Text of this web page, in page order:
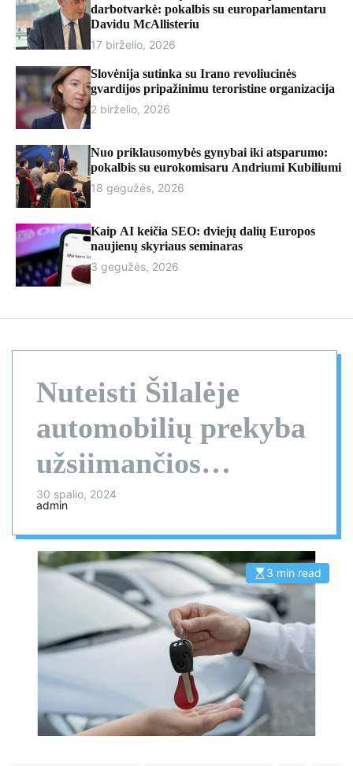
r
darbotvarkė: pokalbis su europarlamentaru
Davidu McAllisteriu
17 birželio, 2026
Slovėnija sutinka su Irano revoliucinės
gvardijos pripažinimu teroristine organizacija
2 birželio, 2026
Nuo priklausomybės gynybai iki atsparumo:
pokalbis su eurokomisaru Andriumi Kubiliumi
18 gegužės, 2026
Kaip AI keičia SEO: dviejų dalių Europos
naujienų skyriaus seminaras
3 gegužės, 2026
Nuteisti Šilalėje
automobilių prekyba
užsiimančios
bendrovės vadovė ir
vadybininkas
30 spalio, 2024
admin
E
s
t
i
m
a
t
d
3 min read